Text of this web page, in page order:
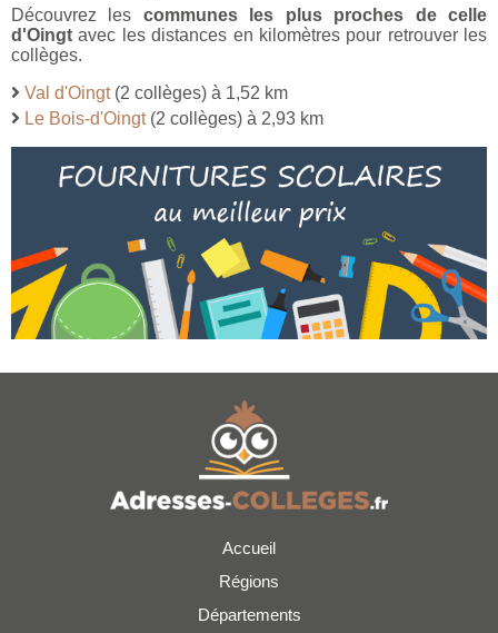
Découvrez les communes les plus proches de celle
d'Oingt avec les distances en kilomètres pour retrouver les
collèges.
Val d'Oingt(2 collèges) à 1,52 km
Le Bois-d'Oingt(2 collèges) à 2,93 km
Accueil
Régions
Départements